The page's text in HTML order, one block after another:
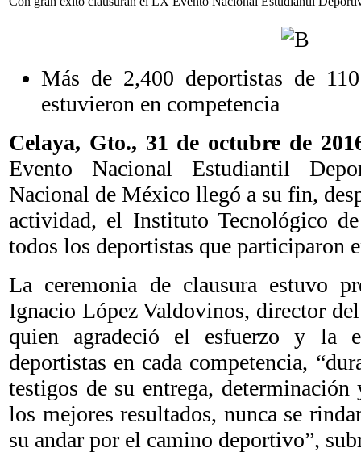
Más de 2,400 deportistas de
estuvieron en competencia
Celaya, Gto., 31 de octubre de
Evento Nacional Estudiantil
Nacional de México llegó a su fin,
actividad, el Instituto Tecnológico
todos los deportistas que participaron
La ceremonia de clausura estuvo
Ignacio López Valdovinos, director
quien agradeció el esfuerzo y la
deportistas en cada competencia,
testigos de su entrega,
los mejores resultados, nunca se
su andar por el camino deportivo”,